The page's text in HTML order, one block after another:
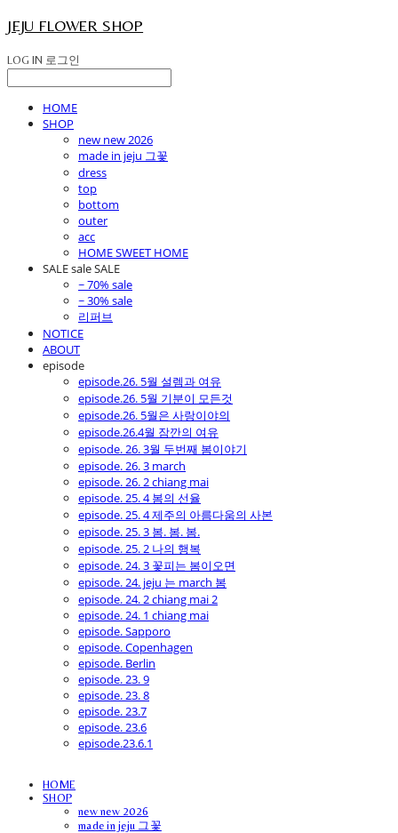
JEJU FLOWER SHOP
LOG IN 로그인
HOME
SHOP
new new 2026
made in jeju 그꽃
dress
top
bottom
outer
acc
HOME SWEET HOME
SALE sale SALE
~ 70% sale
~ 30% sale
리퍼브
NOTICE
ABOUT
episode
episode.26. 5월 설렘과 여유
episode.26. 5월 기분이 모든것
episode.26. 5월은 사랑이야의
episode.26.4월 잠깐의 여유
episode. 26. 3월 두번째 봄이야기
episode. 26. 3 march
episode. 26. 2 chiang mai
episode. 25. 4 봄의 선율
episode. 25. 4 제주의 아름다움의 사본
episode. 25. 3 봄. 봄. 봄.
episode. 25. 2 나의 행복
episode. 24. 3 꽃피는 봄이오면
episode. 24. jeju 는 march 봄
episode. 24. 2 chiang mai 2
episode. 24. 1 chiang mai
episode. Sapporo
episode. Copenhagen
episode. Berlin
episode. 23. 9
episode. 23. 8
episode. 23.7
episode. 23.6
episode.23.6.1
HOME
SHOP
new new 2026
made in jeju 그꽃